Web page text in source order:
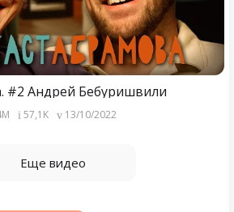
#2 Андрей Бебуришвили
57,1K 13/10/2022
Еще видео